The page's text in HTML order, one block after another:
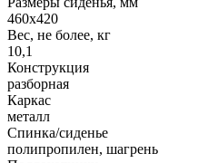
460x420
Вес, не более, кг
10,1
Конструкция
разборная
Каркас
металл
Спинка/сиденье
полипропилен, шагрень